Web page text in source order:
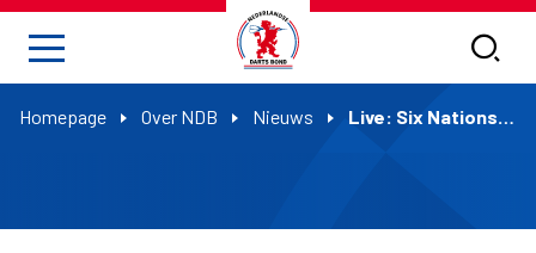
Homepage Over NDB Nieuws Live: Six Nations Cup vanuit Engeland